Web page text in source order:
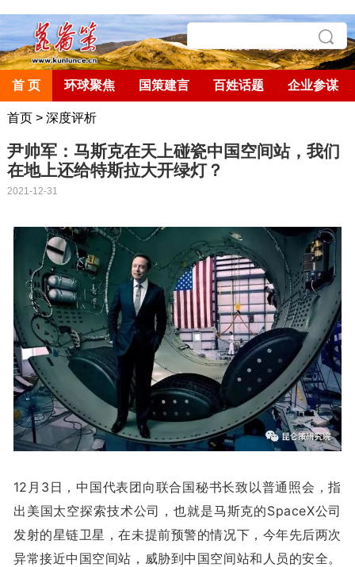
首 页 环球聚焦 国策建言 百姓话题 企业参谋
首页> 深度评析
尹帅军：马斯克在天上碰瓷中国空间站，我们
在地上还给特斯拉大开绿灯？
2021-12-31
12月3日，中国代表团向联合国秘书长致以普通照会，指
出美国太空探索技术公司，也就是马斯克的SpaceX公司
发射的星链卫星，在未提前预警的情况下，今年先后两次
异常接近中国空间站，威胁到中国空间站和人员的安全。